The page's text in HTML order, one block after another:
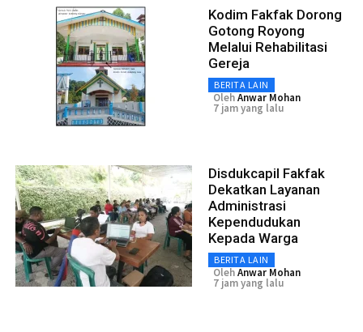
Kodim Fakfak Dorong
Gotong Royong
Melalui Rehabilitasi
Gereja
BERITA LAIN
OlehAnwar Mohan
7 jam yang lalu
Disdukcapil Fakfak
Dekatkan Layanan
Administrasi
Kependudukan
Kepada Warga
BERITA LAIN
OlehAnwar Mohan
7 jam yang lalu